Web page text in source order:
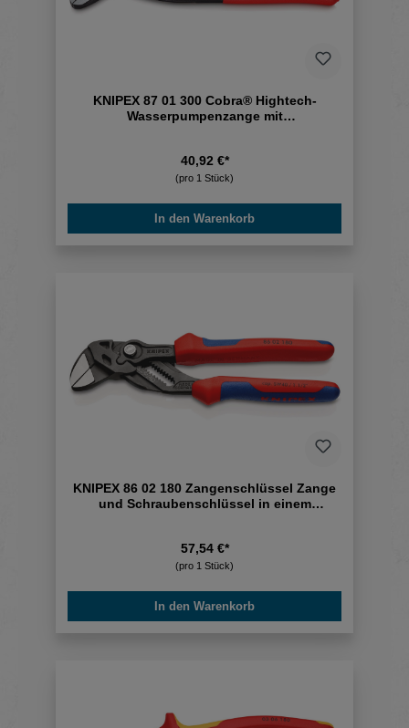
KNIPEX 87 01 300 Cobra® Hightech-
Wasserpumpenzange mit
40,92 €*
(pro 1 Stück)
In den Warenkorb
KNIPEX 86 02 180 Zangenschlüssel Zange
und Schraubenschlüssel in einem
57,54 €*
(pro 1 Stück)
In den Warenkorb